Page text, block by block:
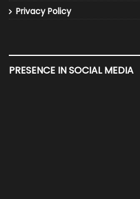
Privacy Policy
PRESENCE IN SOCIAL MEDIA